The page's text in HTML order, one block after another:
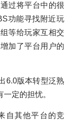
过将平台中的很
功能寻找附近玩
等给玩家互相交
加了平台用户的
6.0版本转型泛熟
定的担忧。
自其他平台的竞